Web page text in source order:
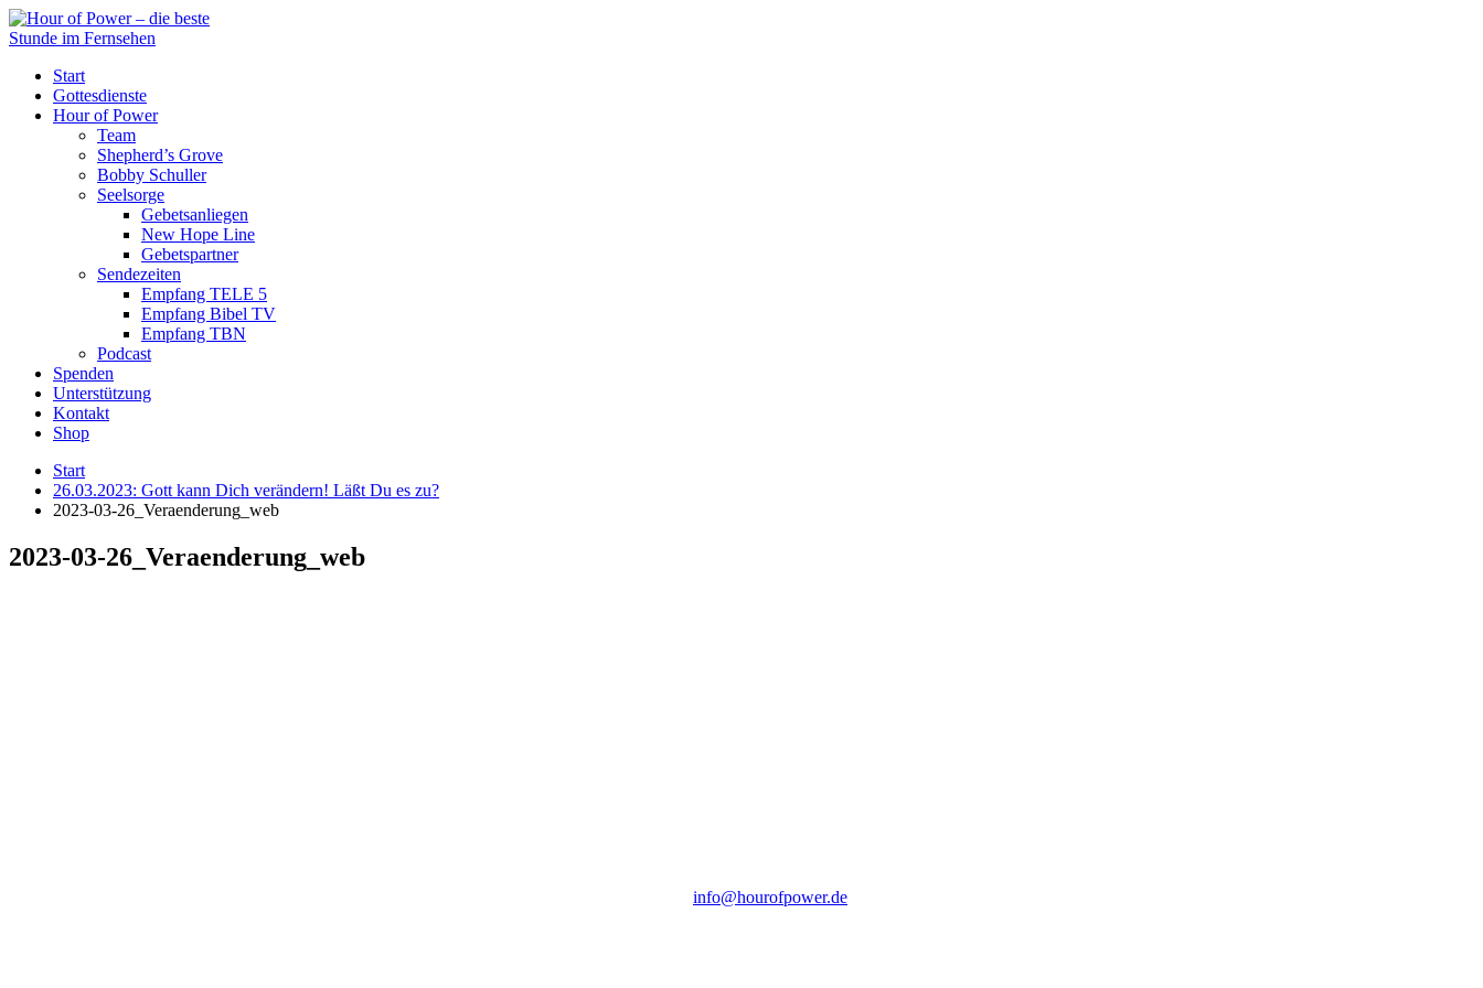
Start
Gottesdienste
Hour of Power
Team
Shepherd’s Grove
Bobby Schuller
Seelsorge
Gebetsanliegen
New Hope Line
Gebetspartner
Sendezeiten
Empfang TELE 5
Empfang Bibel TV
Empfang TBN
Podcast
Spenden
Unterstützung
Kontakt
Shop
Start
26.03.2023: Gott kann Dich verändern! Läßt Du es zu?
2023-03-26_Veraenderung_web
2023-03-26_Veraenderung_web
info@hourofpower.de